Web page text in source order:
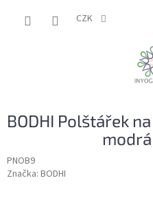
CZK
BODHI Polštářek
PNOB9
Značka: BODHI